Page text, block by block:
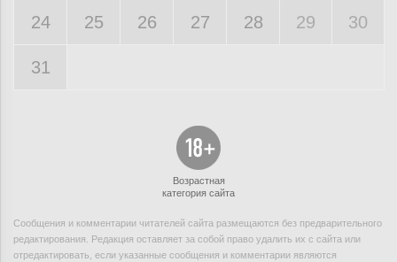
24 25 26 27 28 29 30
31
Возрастная
категория сайта
Сообщения и комментарии читателей сайта размещаются без предварительного
редактирования. Редакция оставляет за собой право удалить их с сайта или
отредактировать, если указанные сообщения и комментарии являются